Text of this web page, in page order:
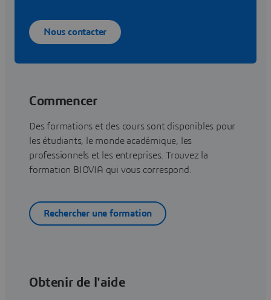
Nous contacter
Commencer
Des formations et des cours sont disponibles pour
les étudiants, le monde académique, les
professionnels et les entreprises. Trouvez la
formation BIOVIA qui vous correspond.
Rechercher une formation
Obtenir de l'aide